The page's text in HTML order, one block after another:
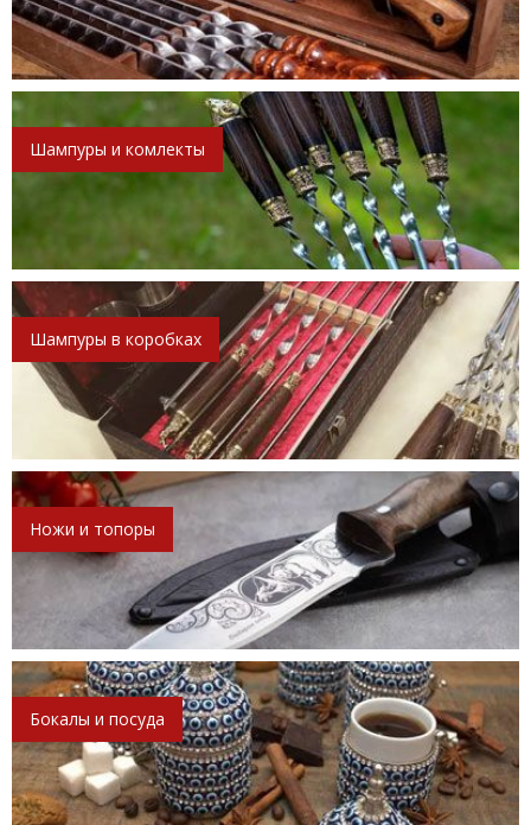
Шампуры и комлекты
Шампуры в коробках
Ножи и топоры
Бокалы и посуда